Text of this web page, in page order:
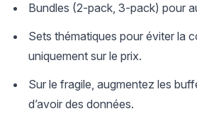
Bundles (2-pack, 3-pack) pour
Sets thématiques pour éviter la
uniquement sur le prix.
Sur le fragile, augmentez les
d’avoir des données.